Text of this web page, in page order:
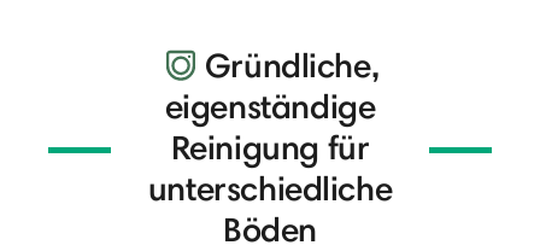
Gründliche,
eigenständige
Reinigung für
unterschiedliche
Böden